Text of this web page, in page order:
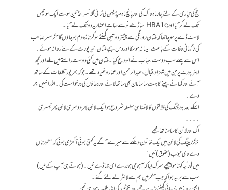
حج کی تیاری کے لئے چار ماہ واک کی اور پانچ ماہ میڈیسن لی ٹرائی گلائسرائڈ تین سو سے ایک سو تیس
تک لے کر آیا اور HBA1c ساڑھے نو سے سات اعشاریہ دو تک لے آیا ۔
لاسٹ ڈے پر سوچا تھا کہ ملتان روانگی سے پیشتر دو تین گھنٹے سو کر تازہ دم ہو جاؤں گا مگر سسر صاحب
کی ناگہانی وفات کے باعث ایسا نہ ہوسکا اور دس بجے ملتان ائیرپورٹ کے لئے روانہ ہوئے ۔
اس سے پہلے سب دوست احباب نے الوداع کیا ۔ ملتان میں کئی دوست راستے میں ملے اور کچھ
ایئرپورٹ پر جن میں شہزاد اقبال، عبد الرحمن اور عمار وغیرہ تھے۔ جو کہ بھرپور تکلفات کے ساتھ
آئے اور کھانے پینے کا بہت سا سامان بھی ساتھ لائے اور دعاؤں کی درخواست کی ۔ اللہ انہیں اجر
دے۔
اسکے بعد بورڈنگ کی ذلالتوں کا لامتناہی سلسلہ شروع ہوا ایک لائن پھر دوسری لائن پھر تیسری
۔۔۔۔
اک اور لائن کا سامنا تھا مجھے
بیگز ریپنگ کی لائن میں ایک خاتون دھکے سے میرے آگے یہ کہتی ہوئی آ کھڑی ہوئی کہ “عورتاں
دے وی حبوْب (حقوق) نیں”
میں فوراً یہ کہتا ہوا پیچھے سرک لیا کہ آہو جی ہوندے ای تہاڈے نیں۔ ( ہوتے ہی آپ کے ہیں)
سب سے برا یہ ہوا کہ جب آخر میں ہم سے لائٹر لے لئے گئے۔